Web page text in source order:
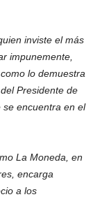
inviste el más
impunemente,
lo demuestra
Presidente de
se encuentra en el
La Moneda, en
encarga
a los